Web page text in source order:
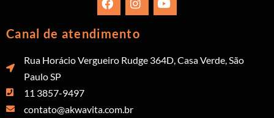
Canal de atendimento
Rua Horácio Vergueiro Rudge 364D, Casa Verde, São
Paulo SP
11 3857-9497
contato@akwavita.com.br